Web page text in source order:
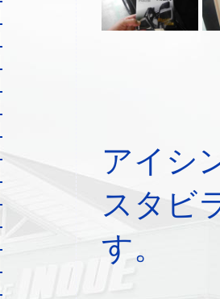
アイシ
スタビ
す。